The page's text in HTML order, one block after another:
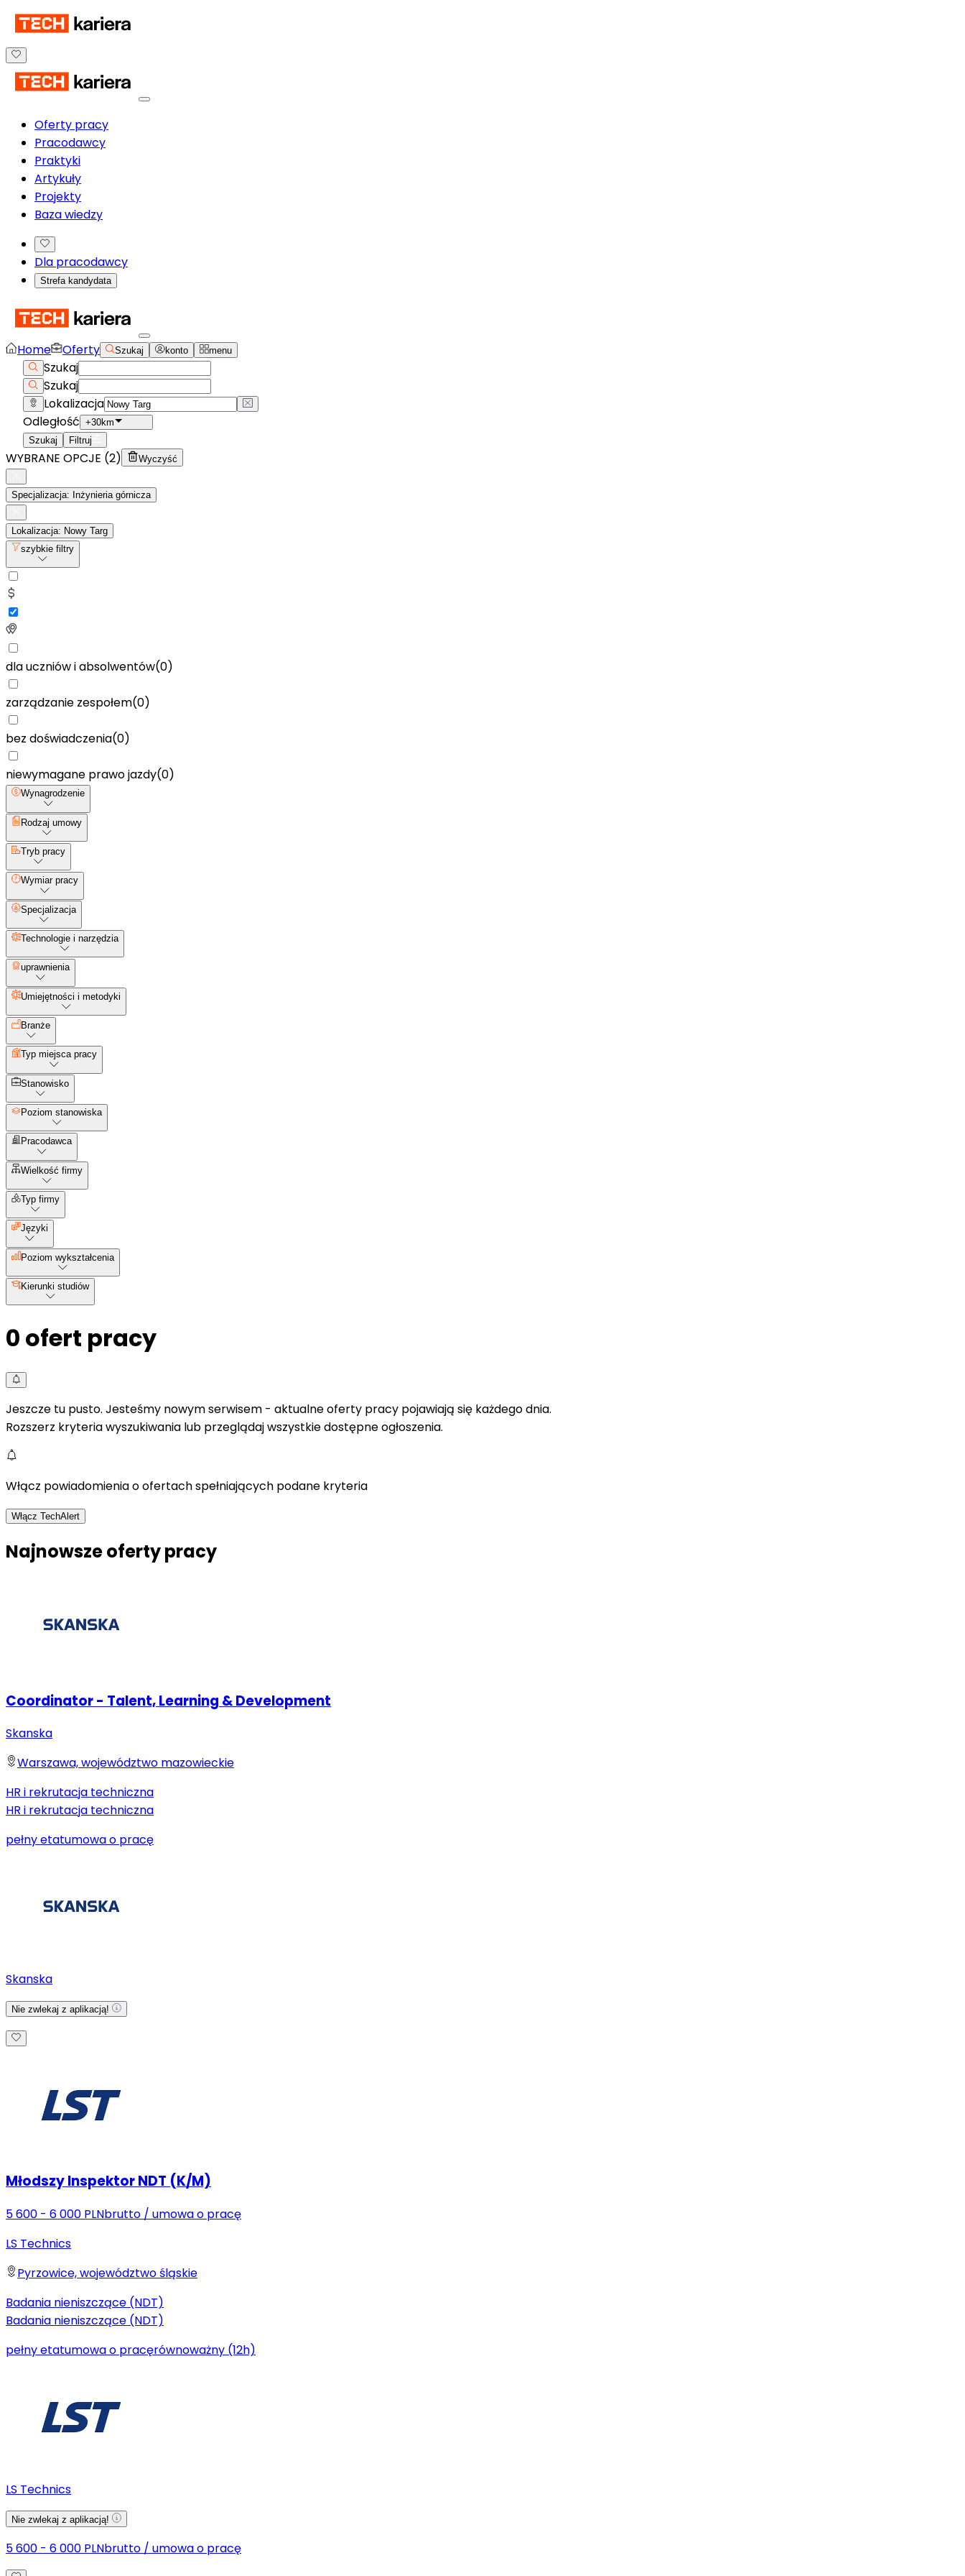
Oferty pracy
Pracodawcy
Praktyki
Artykuły
Projekty
Baza wiedzy
Dla pracodawcy
Strefa kandydata
Home Oferty Szukaj konto menu
Szukaj
Szukaj
Lokalizacja
Odległość +30km
Szukaj
Filtruj
WYBRANE OPCJE (2) Wyczyść
Specjalizacja: Inżynieria górnicza
Lokalizacja: Nowy Targ
szybkie filtry
dla uczniów i absolwentów(0)
zarządzanie zespołem(0)
bez doświadczenia(0)
niewymagane prawo jazdy(0)
Wynagrodzenie
Rodzaj umowy
Tryb pracy
Wymiar pracy
Specjalizacja
Technologie i narzędzia
uprawnienia
Umiejętności i metodyki
Branże
Typ miejsca pracy
Stanowisko
Poziom stanowiska
Pracodawca
Wielkość firmy
Typ firmy
Języki
Poziom wykształcenia
Kierunki studiów
0 ofert pracy
Jeszcze tu pusto. Jesteśmy nowym serwisem - aktualne oferty pracy pojawiają się każdego dnia.
Rozszerz kryteria wyszukiwania lub przeglądaj wszystkie dostępne ogłoszenia.
Włącz powiadomienia o ofertach spełniających podane kryteria
Włącz TechAlert
Najnowsze oferty pracy
Coordinator - Talent, Learning & Development
Skanska
Warszawa, województwo mazowieckie
HR i rekrutacja techniczna
HR i rekrutacja techniczna
pełny etatumowa o pracę
Skanska
Nie zwlekaj z aplikacją!
Młodszy Inspektor NDT (K/M)
5 600 - 6 000 PLNbrutto / umowa o pracę
LS Technics
Pyrzowice, województwo śląskie
Badania nieniszczące (NDT)
Badania nieniszczące (NDT)
pełny etatumowa o pracęrównoważny (12h)
LS Technics
Nie zwlekaj z aplikacją!
5 600 - 6 000 PLNbrutto / umowa o pracę